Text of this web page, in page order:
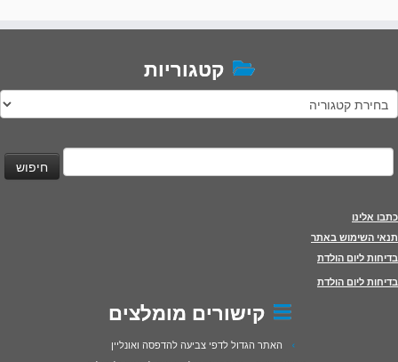
קטגוריות
קטגוריות
חיפוש:
כתבו אלינו
תנאי השימוש באתר
בדיחות ליום הולדת
בדיחות ליום הולדת
קישורים מומלצים
האתר הגדול לדפי צביעה להדפסה ואונליין